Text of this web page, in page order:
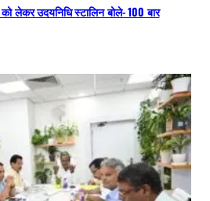
को लेकर उदयनिधि स्टालिन बोले- 100 बार